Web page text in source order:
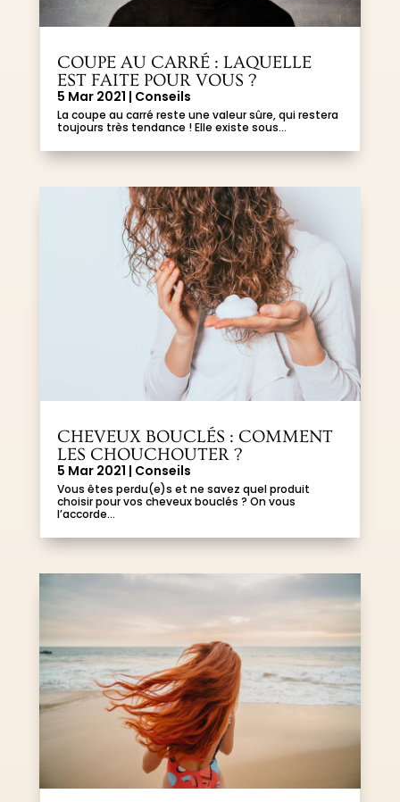
COUPE AU CARRÉ : LAQUELLE
EST FAITE POUR VOUS ?
5 Mar 2021 | Conseils
La coupe au carré reste une valeur sûre, qui restera
toujours très tendance ! Elle existe sous...
CHEVEUX BOUCLÉS : COMMENT
LES CHOUCHOUTER ?
5 Mar 2021 | Conseils
Vous êtes perdu(e)s et ne savez quel produit
choisir pour vos cheveux bouclés ? On vous
l’accorde...